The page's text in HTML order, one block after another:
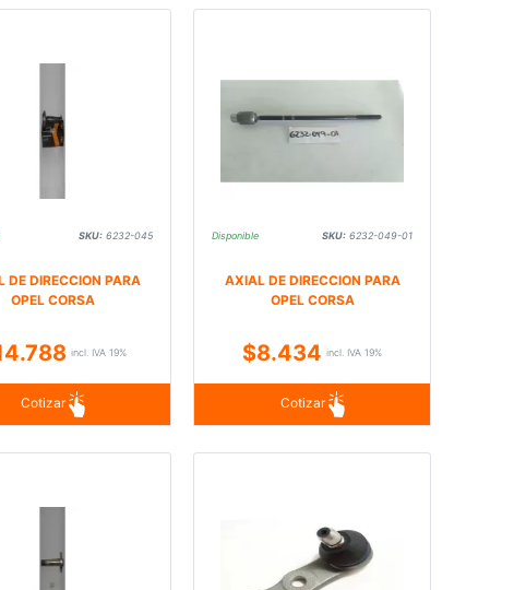
SKU: 6232-045
DE DIRECCION PARA
OPEL CORSA
incl. IVA 19%
Cotizar
Disponible SKU: 6232-049-01
AXIAL DE DIRECCION PARA
OPEL CORSA
$8.434 incl. IVA 19%
Cotizar